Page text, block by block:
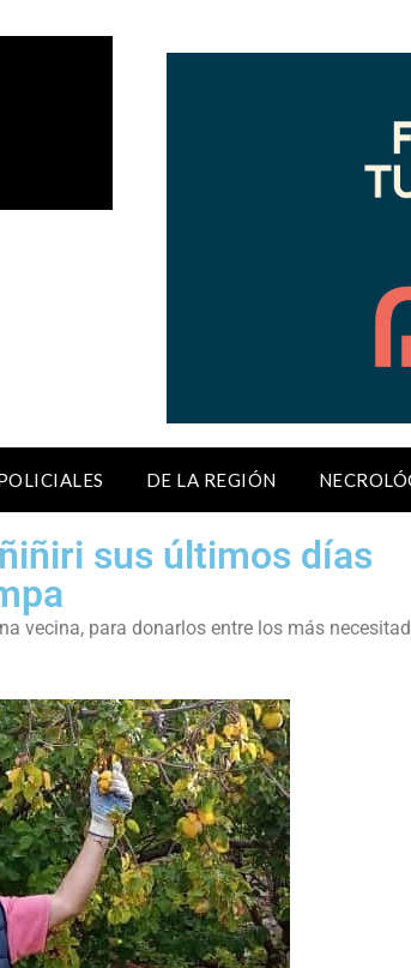
DE LA REGIÓN
sus últimos días
vecina, para donarlos entre los más